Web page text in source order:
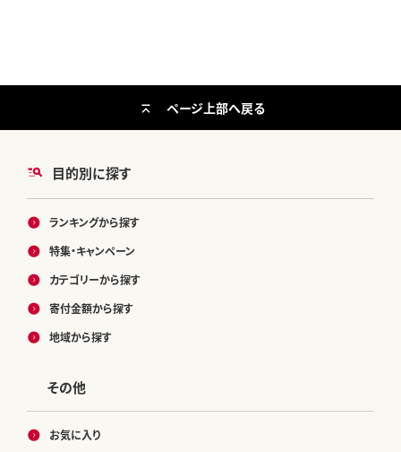
目的別に探す
ランキングから探す
特集・キャンペーン
カテゴリーから探す
寄付金額から探す
地域から探す
その他
お気に入り
ページ上部へ戻る